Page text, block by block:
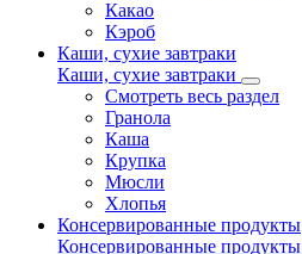
Какао
Кэроб
Каши, сухие завтраки
Каши, сухие завтраки
Смотреть весь раздел
Гранола
Каша
Крупка
Мюсли
Хлопья
Консервированные продукты
Консервированные продукты